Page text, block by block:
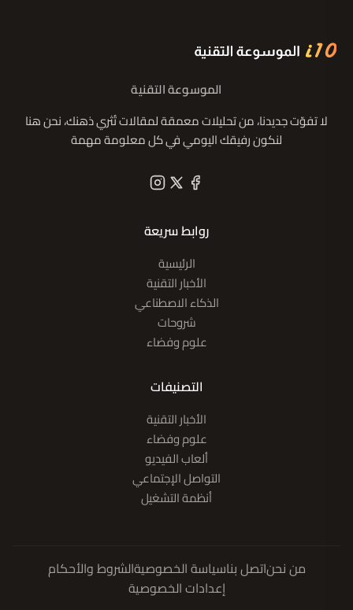
الموسوعة التقنية
لا تفوّت جديدنا، من تحليلات معمقة لمقالات تُثري ذهنك، نحن هنا
لنكون رفيقك اليومي في كل معلومة مهمة
روابط سريعة
الرئيسية
الأخبار التقنية
الذكاء الاصطناعي
شروحات
علوم وفضاء
التصنيفات
الأخبار التقنية
علوم وفضاء
ألعاب الفيديو
التواصل الإجتماعي
أنظمة التشغيل
من نحناتصل بناسياسة الخصوصيةالشروط والأحكام
إعدادات الخصوصية